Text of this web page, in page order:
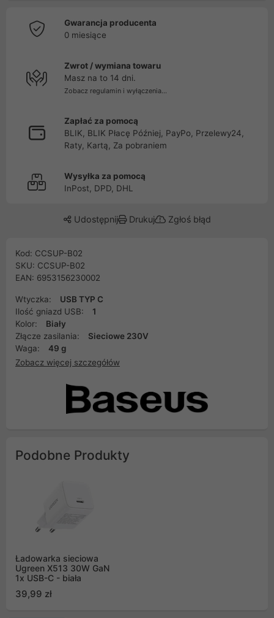
Gwarancja producenta
0 miesiące
Zwrot / wymiana towaru
Masz na to 14 dni.
Zobacz regulamin i wyłączenia...
Zapłać za pomocą
BLIK, BLIK Płacę Później, PayPo, Przelewy24,
Raty, Kartą, Za pobraniem
Wysyłka za pomocą
InPost, DPD, DHL
Udostępnij Drukuj Zgłoś błąd
Kod: CCSUP-B02
SKU: CCSUP-B02
EAN: 6953156230002
Wtyczka:
USB TYP C
Ilość gniazd USB:
1
Kolor:
Biały
Złącze zasilania:
Sieciowe 230V
Waga:
49 g
Zobacz więcej szczegółów
Podobne Produkty
Ładowarka sieciowa
Ugreen X513 30W GaN
1x USB-C - biała
39,99 zł